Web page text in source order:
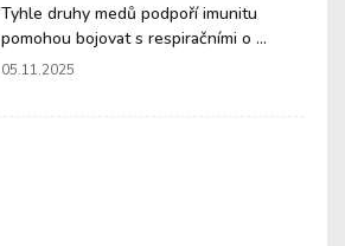
Tyhle druhy medů podpoří imunitu
pomohou bojovat s respiračními o ...
05.11.2025